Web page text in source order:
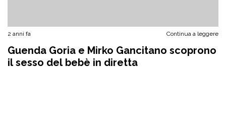
2 anni fa Continua a leggere
Guenda Goria e Mirko Gancitano scoprono
il sesso del bebè in diretta